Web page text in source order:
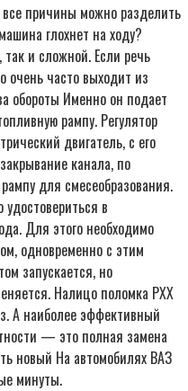
причины можно разделить
глохнет на ходу?
и сложной. Если речь
очень часто выходит из
обороты Именно он подает
рампу. Регулятор
двигатель, с его
канала, по
для смесеобразования.
в
Для этого необходимо
одновременно с этим
запускается, но
Налицо поломка РХХ
А наиболее эффективный
— это полная замена
новый На автомобилях ВАЗ
минуты.